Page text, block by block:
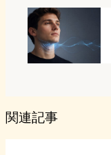
関連記事